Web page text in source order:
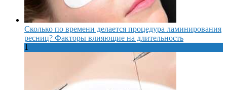
Сколько по времени делается процедура ламинирования
ресниц? Факторы влияющие на длительность
1